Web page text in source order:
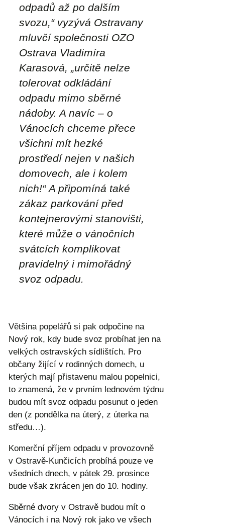
odpadů až po dalším
svozu,“ vyzývá Ostravany
mluvčí společnosti OZO
Ostrava Vladimíra
Karasová, „určitě nelze
tolerovat odkládání
odpadu mimo sběrné
nádoby. A navíc – o
Vánocích chceme přece
všichni mít hezké
prostředí nejen v našich
domovech, ale i kolem
nich!“A připomíná také
zákaz parkování před
kontejnerovými stanovišti,
které může o vánočních
svátcích komplikovat
pravidelný i mimořádný
svoz odpadu.
Většina popelářů si pak odpočine na
Nový rok, kdy bude svoz probíhat jen na
velkých ostravských sídlištích. Pro
občany žijící v rodinných domech, u
kterých mají přistavenu malou popelnici,
to znamená, že v prvním lednovém týdnu
budou mít svoz odpadu posunut o jeden
den (z pondělka na úterý, z úterka na
středu…).
Komerční příjem odpadu v provozovně
v Ostravě-Kunčicích probíhá pouze ve
všedních dnech, v pátek 29. prosince
bude však zkrácen jen do 10. hodiny.
Sběrné dvory v Ostravě budou mít o
Vánocích i na Nový rok jako ve všech